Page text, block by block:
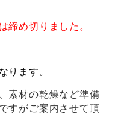
締め切りました。
ります。
素材の乾燥など準備
すがご案内させて頂